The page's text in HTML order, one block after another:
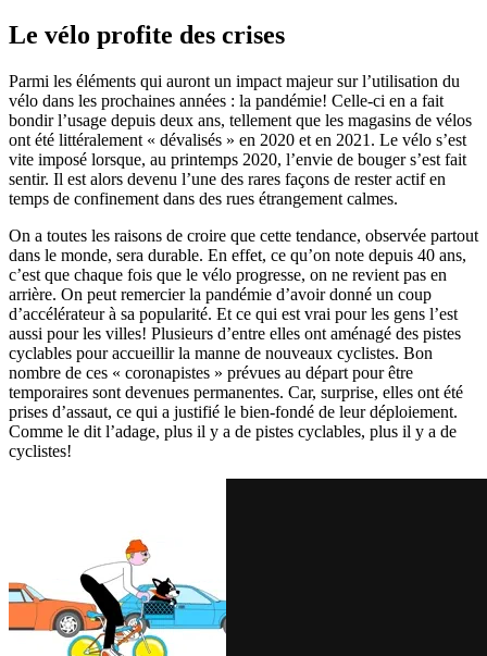
Le vélo profite des crises
Parmi les éléments qui auront un impact majeur sur l’utilisation du
vélo dans les prochaines années : la pandémie! Celle-ci en a fait
bondir l’usage depuis deux ans, tellement que les magasins de vélos
ont été littéralement « dévalisés » en 2020 et en 2021. Le vélo s’est
vite imposé lorsque, au printemps 2020, l’envie de bouger s’est fait
sentir. Il est alors devenu l’une des rares façons de rester actif en
temps de confinement dans des rues étrangement calmes.
On a toutes les raisons de croire que cette tendance, observée partout
dans le monde, sera durable. En effet, ce qu’on note depuis 40 ans,
c’est que chaque fois que le vélo progresse, on ne revient pas en
arrière. On peut remercier la pandémie d’avoir donné un coup
d’accélérateur à sa popularité. Et ce qui est vrai pour les gens l’est
aussi pour les villes! Plusieurs d’entre elles ont aménagé des pistes
cyclables pour accueillir la manne de nouveaux cyclistes. Bon
nombre de ces « coronapistes » prévues au départ pour être
temporaires sont devenues permanentes. Car, surprise, elles ont été
prises d’assaut, ce qui a justifié le bien-fondé de leur déploiement.
Comme le dit l’adage, plus il y a de pistes cyclables, plus il y a de
cyclistes!